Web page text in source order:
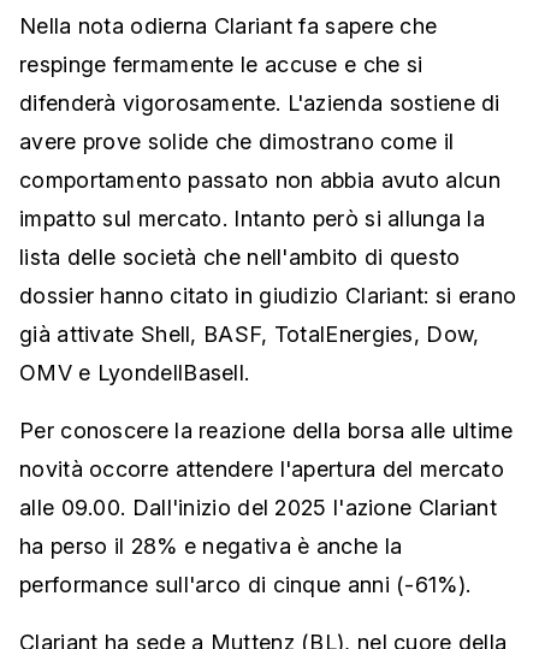
Nella nota odierna Clariant fa sapere che
respinge fermamente le accuse e che si
difenderà vigorosamente. L'azienda sostiene di
avere prove solide che dimostrano come il
comportamento passato non abbia avuto alcun
impatto sul mercato. Intanto però si allunga la
lista delle società che nell'ambito di questo
dossier hanno citato in giudizio Clariant: si erano
già attivate Shell, BASF, TotalEnergies, Dow,
OMV e LyondellBasell.
Per conoscere la reazione della borsa alle ultime
novità occorre attendere l'apertura del mercato
alle 09.00. Dall'inizio del 2025 l'azione Clariant
ha perso il 28% e negativa è anche la
performance sull'arco di cinque anni (-61%).
Clariant ha sede a Muttenz (BL), nel cuore della